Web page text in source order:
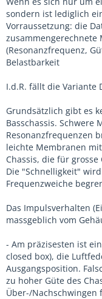
sondern ist lediglich
Vorraussetzung: die
zusammengerechnete
(Resonanzfrequenz,
Belastbarkeit
I.d.R. fällt die Variante
Grundsätzlich gibt es
Basschassis.
Resonanzfrequenzen
leichte Membranen
Chassis, die für
Die "Schnelligkeit"
Frequenzweiche
Das Impulsverhalten
massgeblich vom
- Am präzisesten ist
closed box), die
Ausgangsposition.
zu hoher Güte des
Über-/Nachschwingen